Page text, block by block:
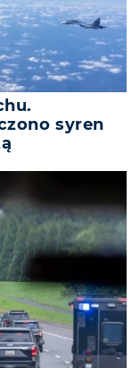
syren